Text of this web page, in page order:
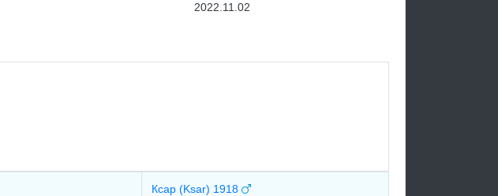
2022.11.02
Ксар (Ksar) 1918